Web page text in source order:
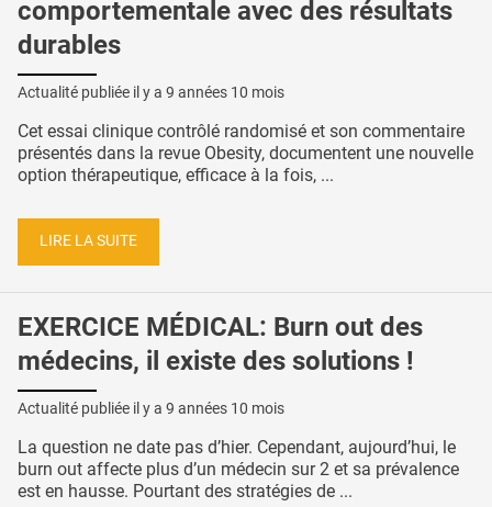
comportementale avec des résultats
durables
Actualité publiée il y a 9 années 10 mois
Cet essai clinique contrôlé randomisé et son commentaire
présentés dans la revue Obesity, documentent une nouvelle
option thérapeutique, efficace à la fois, ...
LIRE LA SUITE
EXERCICE MÉDICAL: Burn out des
médecins, il existe des solutions !
Actualité publiée il y a 9 années 10 mois
La question ne date pas d’hier. Cependant, aujourd’hui, le
burn out affecte plus d’un médecin sur 2 et sa prévalence
est en hausse. Pourtant des stratégies de ...